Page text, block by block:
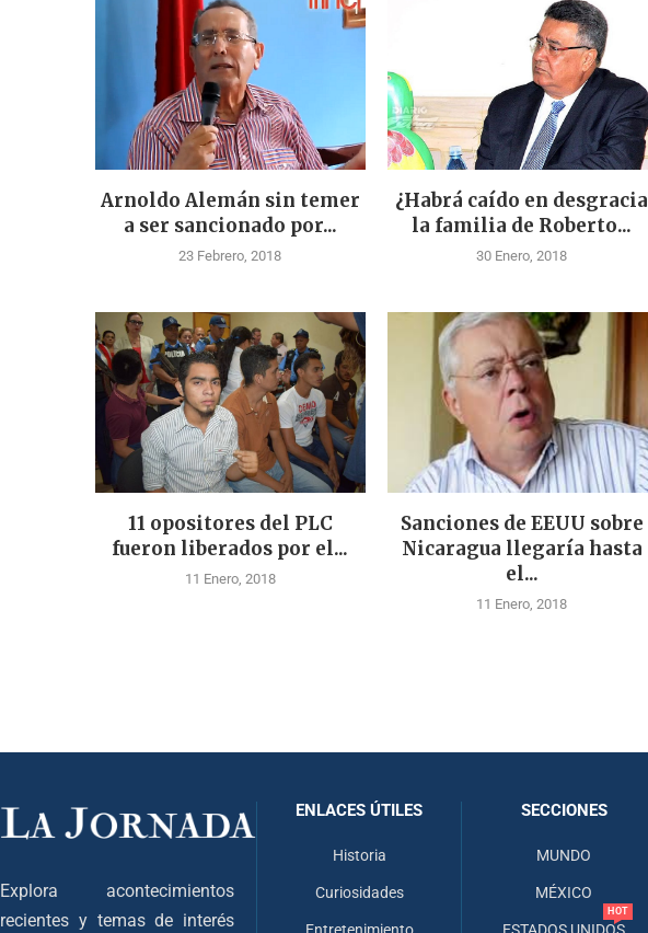
Arnoldo Alemán sin temer
a ser sancionado por...
23 Febrero, 2018
¿Habrá caído en desgracia
la familia de Roberto...
30 Enero, 2018
11 opositores del PLC
fueron liberados por el...
11 Enero, 2018
Sanciones de EEUU sobre
Nicaragua llegaría hasta
el...
11 Enero, 2018
Explora acontecimientos
recientes y temas de interés
ENLACES ÚTILES
Historia
Curiosidades
SECCIONES
MUNDO
MÉXICO
HOT